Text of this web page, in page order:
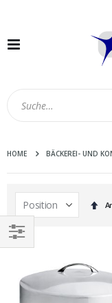
Navigation
HOME BÄCKEREI- UND
In
EINKAUFEN